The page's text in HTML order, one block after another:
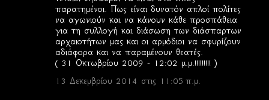
παρατημένοι. Πως είναι δυνατόν απλοί πολίτες
να αγωνιούν και να κάνουν κάθε προσπάθεια
για τη συλλογή και διάσωση των διάσπαρτων
αρχαιοτήτων μας και οι αρμόδιοι να σφυρίζουν
αδιάφορα και να παραμένουν θεατές.
( 31 Οκτωβρίου 2009 - 12:02 μ.μ.!!!!!!!!! )
13 Δεκεμβρίου 2014 στις 11:05 π.μ.